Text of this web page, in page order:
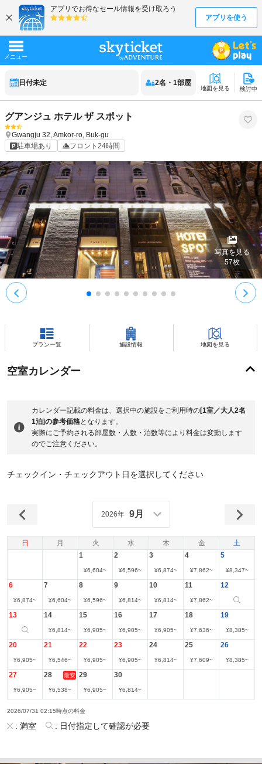
日付未定 2名 ・ 1部屋
地図を見る 検討中
グアンジュ ホテル ザ スポット
Gwangju 32, Amkor-ro, Buk-gu
駐車場あり
フロント24時間
写真を見る
57枚
プラン一覧 施設情報 地図を見る
空室カレンダー
カレンダー記載の料金は、選択中の施設をご利用時の[1室／大人2名
1泊]の参考価格となります。
実際にご予約される部屋数・人数・泊数等により料金は変動します
のでご注意ください。
チェックイン・チェックアウト日を選択してください
日 月 火 水 木 金 土
2026年 9月
1
¥6,604~
2
¥6,596~
3
¥6,874~
4
¥7,862~
5
¥8,347~
6
¥6,874~
7
¥6,604~
8
¥6,596~
9
¥6,814~
10
¥6,814~
11
¥7,862~
12
13 14
¥6,814~
15
¥6,905~
16
¥6,905~
17
¥6,905~
18
¥7,636~
19
¥8,385~
20
¥6,905~
21
¥6,546~
22
¥6,905~
23
¥6,905~
24
¥6,814~
25
¥7,609~
26
¥8,385~
27
¥6,905~
28 最安
¥6,538~
29
¥6,905~
30
¥6,814~
2026/07/31 02:15時点の料金
: 満室 : 日付指定して確認が必要